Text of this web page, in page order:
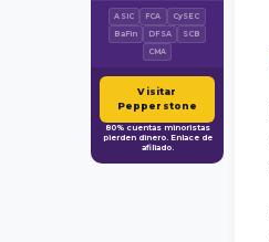
ASIC FCA
CySEC
BaFin
DFSA
SCB
CMA
Visitar
Pepperstone
80% cuentas minoristas
pierden dinero. Enlace de
afiliado.